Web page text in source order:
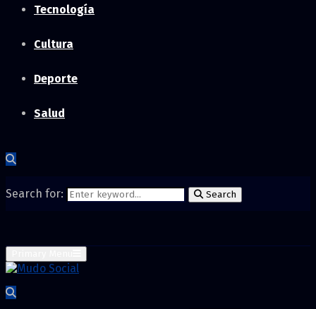
Tecnología
Cultura
Deporte
Salud
Search for: Search